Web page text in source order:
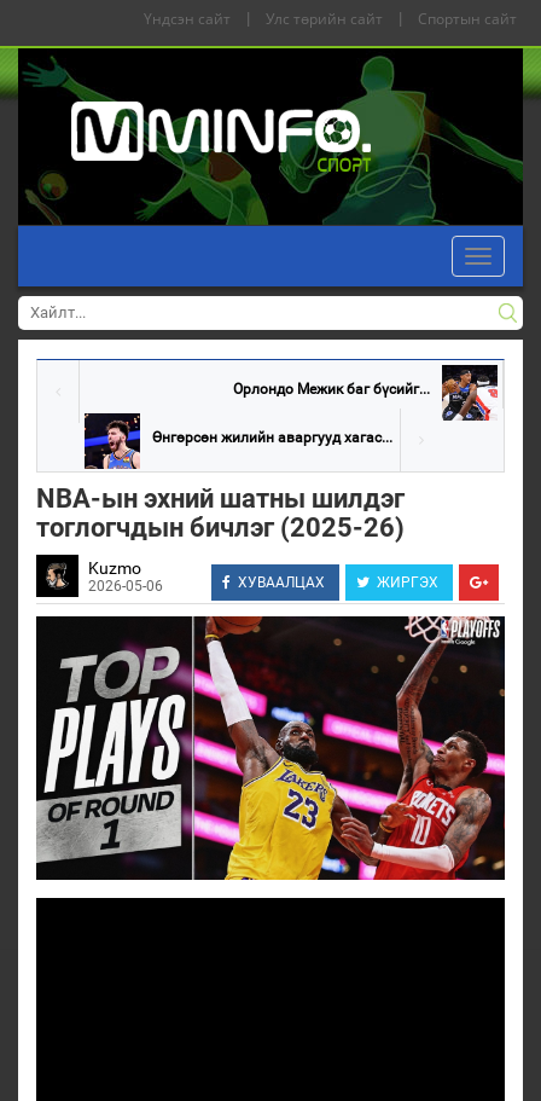
Үндсэн сайт | Улс төрийн сайт | Спортын сайт
Toggle
Орлондо Межик баг бүсийг...
Өнгөрсөн жилийн аваргууд хагас...
NBA-ын эхний шатны шилдэг
тоглогчдын бичлэг (2025-26)
Kuzmo
2026-05-06 ХУВААЛЦАХ ЖИРГЭХ